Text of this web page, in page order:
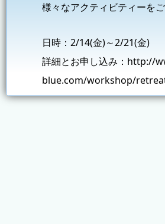
様々なアクティビティーをご
日時：2/14(金)～2/21(金)
詳細とお申し込み： http://
blue.com/workshop/